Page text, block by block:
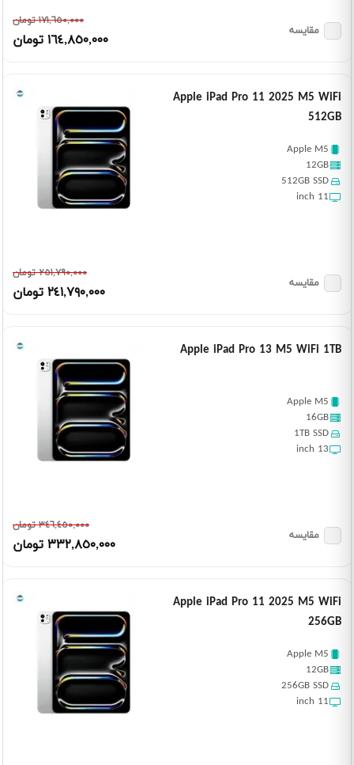
١٧١,٦٥٠,٠٠٠ تومان
١٦٤,٨٥٠,٠٠٠ تومان
مقایسه
Apple iPad Pro 11 2025 M5 WiFi
512GB
Apple M5
12GB
512GB SSD
11 inch
٢٥١,٧٩٠,٠٠٠ تومان
٢٤١,٧٩٠,٠٠٠ تومان
مقایسه
Apple iPad Pro 13 M5 WiFi 1TB
Apple M5
16GB
1TB SSD
13 inch
٣٤٦,٤٥٠,٠٠٠ تومان
٣٣٢,٨٥٠,٠٠٠ تومان
مقایسه
Apple iPad Pro 11 2025 M5 WiFi
256GB
Apple M5
12GB
256GB SSD
11 inch